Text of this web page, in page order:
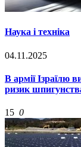
Наука і техніка
04.11.2025
В армії Ізраїлю
ризик
15 0